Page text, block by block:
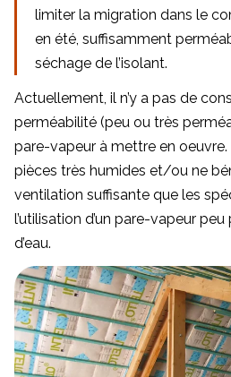
limiter la migration dans le
en été, suffisamment
séchage de l’isolant.
Actuellement, il n’y a pas de
perméabilité (peu ou très
pare-vapeur à mettre en oeuvre.
pièces très humides et/ou ne
ventilation suffisante que les
l’utilisation d’un pare-vapeur
d’eau.